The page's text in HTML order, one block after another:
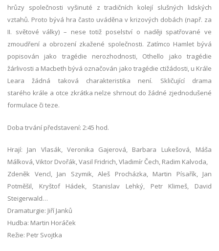
hrůzy společnosti vyšinuté z tradičních kolejí slušných lidských
vztahů. Proto bývá hra často uváděna v krizových dobách (např. za
II. světové války) – nese totiž poselství o naději spatřované ve
zmoudření a obrození zkažené společnosti. Zatímco Hamlet bývá
popisován jako tragédie nerozhodnosti, Othello jako tragédie
žárlivosti a Macbeth bývá označován jako tragédie ctižádosti, u Krále
Leara žádná taková charakteristika není. Skličující drama
starého krále a otce zkrátka nelze shrnout do žádné zjednodušené
formulace či teze.
Doba trvání představení: 2:45 hod.
Hrají: Jan Vlasák, Veronika Gajerová, Barbara Lukešová, Máša
Málková, Viktor Dvořák, Vasil Fridrich, Vladimír Čech, Radim Kalvoda,
Zdeněk Vencl, Jan Szymik, Aleš Procházka, Martin Písařík, Jan
Potměšil, Kryštof Hádek, Stanislav Lehký, Petr Klimeš, David
Steigerwald…
Dramaturgie: Jiří Janků
Hudba: Martin Horáček
Režie: Petr Svojtka